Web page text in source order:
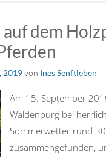
dem
2019von Ines Senftleben
Am 15. September
Waldenburg bei
Sommerwetter rund
zusammengefunden,